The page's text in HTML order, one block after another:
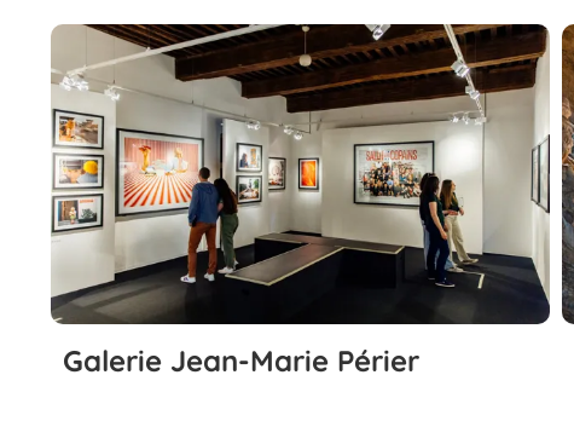
Galerie Jean-Marie Périer